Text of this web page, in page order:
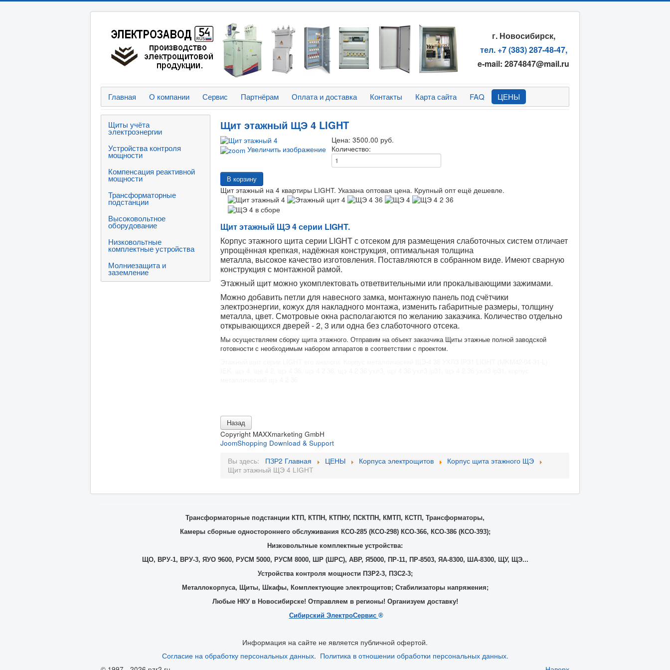
г. Новосибирск,
тел. +7 (383) 287-48-47,
e-mail: 2874847@mail.ru
Главная О компании Сервис Партнёрам Оплата и доставка Контакты Карта сайта FAQ ЦЕНЫ
Щиты учёта
электроэнергии
Устройства контроля
мощности
Компенсация реактивной
мощности
Трансформаторные
подстанции
Высоковольтное
оборудование
Низковольтные
комплектные устройства
Молниезащита и
заземление
Щит этажный ЩЭ 4 LIGHT
Увеличить изображение
Цена:3500.00 руб.
Количество:
Щит этажный на 4 квартиры LIGHT. Указана оптовая цена. Крупный опт ещё дешевле.
Щит этажный ЩЭ 4 серии LIGHT.
Корпус этажного щита серии LIGHT с отсеком для размещения слаботочных систем отличает
упрощённая крепкая, надёжная конструкция, оптимальная толщина
металла, высокое качество изготовления. Поставляются в собранном виде. Имеют сварную
конструкция с монтажной рамой.
Этажный щит можно укомплектовать ответвительными или прокалывающими зажимами.
Можно добавить петли для навесного замка, монтажную панель под счётчики
электроэнергии, кожух для накладного монтажа, изменить габаритные размеры, толщину
металла, цвет. Смотровые окна располагаются по желанию заказчика. Количество отдельно
открывающихся дверей - 2, 3 или одна без слаботочного отсека.
Мы осуществляем сборку щита этажного. Отправим на объект заказчика Щиты этажные полной заводской
готовности с необходимым набором аппаратов в соответствии с проектом.
Copyright MAXXmarketing GmbH
JoomShopping Download & Support
Вы здесь:
ПЗР2 Главная ЦЕНЫ Корпуса электрощитов
Корпус щита этажного ЩЭ
Щит этажный ЩЭ 4 LIGHT
Трансформаторные подстанции КТП, КТПН, КТПНУ, ПСКТПН, КМТП, КСТП, Трансформаторы,
Камеры сборные одностороннего обслуживания КСО-285 (КСО-298) КСО-366, КСО-386 (КСО-393);
Низковольтные комплектные устройства:
ЩО, ВРУ-1, ВРУ-3, ЯУО 9600, РУСМ 5000, РУСМ 8000, ШР (ШРС), АВР, Я5000, ПР-11, ПР-8503, ЯА-8300, ША-8300, ЩУ, ЩЭ...
Устройства контроля мощности ПЗР2-3, ПЗС2-3;
Металлокорпуса, Щиты, Шкафы, Комплектующие электрощитов; Стабилизаторы напряжения;
Любые НКУ в Новосибирске! Отправляем в регионы! Организуем доставку!
Сибирский ЭлектроСервис ®
Информация на сайте не является публичной офертой.
Согласие на обработку персональных данных. Политика в отношении обработки персональных данных.